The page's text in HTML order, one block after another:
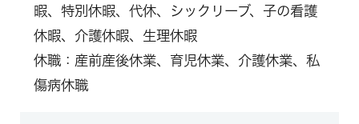
暇、特別休暇、代休、シックリーブ、子の看護
休暇、介護休暇、生理休暇
休職：産前産後休業、育児休業、介護休業、私
傷病休職